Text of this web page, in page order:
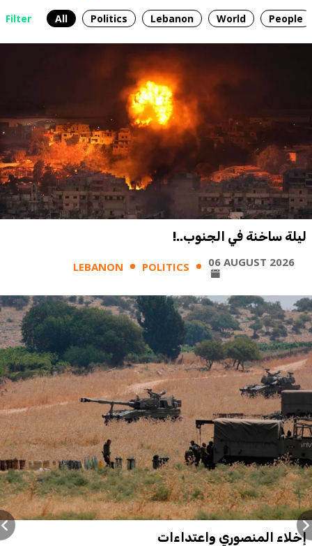
Filter All Politics Lebanon World People
ليلة ساخنة في الجنوب..!
LEBANON POLITICS 06 AUGUST 2026
إخلاء المنصوري واعتداءات